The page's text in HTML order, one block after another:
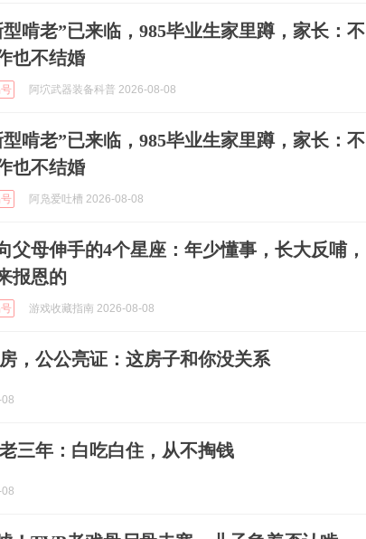
型啃老”已来临，985毕业生家里蹲，家长：不
也不结婚
阿坹武器装备科普 2026-08-08
型啃老”已来临，985毕业生家里蹲，家长：不
也不结婚
阿凫爱吐槽 2026-08-08
父母伸手的4个星座：年少懂事，长大反哺，
报恩的
游戏收藏指南 2026-08-08
，公公亮证：这房子和你没关系
三年：白吃白住，从不掏钱